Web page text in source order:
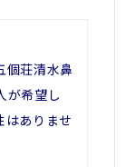
個荘清水鼻
希望し
はありませ